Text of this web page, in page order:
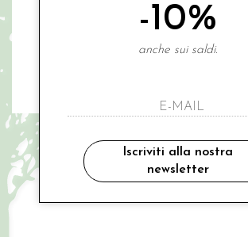
coprispalle cerimonia
€ 70.00
manicotto
€
-10%
anche sui saldi.
Iscriviti alla nostra
newsletter